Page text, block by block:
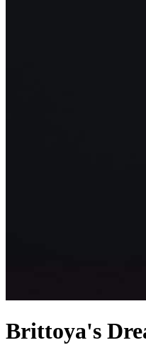
Brittoya's